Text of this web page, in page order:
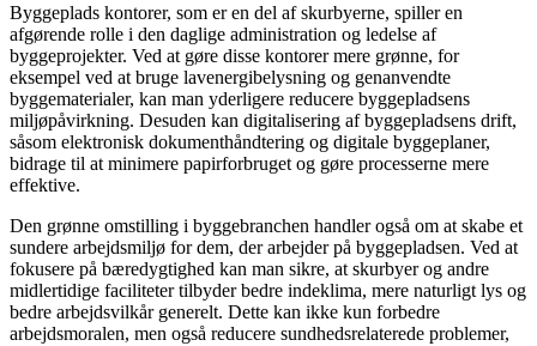
Byggeplads kontorer, som er en del af skurbyerne, spiller en
afgørende rolle i den daglige administration og ledelse af
byggeprojekter. Ved at gøre disse kontorer mere grønne, for
eksempel ved at bruge lavenergibelysning og genanvendte
byggematerialer, kan man yderligere reducere byggepladsens
miljøpåvirkning. Desuden kan digitalisering af byggepladsens drift,
såsom elektronisk dokumenthåndtering og digitale byggeplaner,
bidrage til at minimere papirforbruget og gøre processerne mere
effektive.
Den grønne omstilling i byggebranchen handler også om at skabe et
sundere arbejdsmiljø for dem, der arbejder på byggepladsen. Ved at
fokusere på bæredygtighed kan man sikre, at skurbyer og andre
midlertidige faciliteter tilbyder bedre indeklima, mere naturligt lys og
bedre arbejdsvilkår generelt. Dette kan ikke kun forbedre
arbejdsmoralen, men også reducere sundhedsrelaterede problemer,